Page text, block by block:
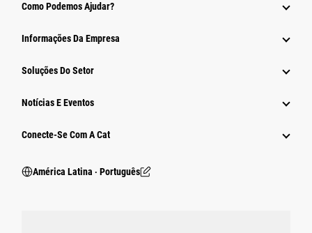
Como Podemos Ajudar?
Informações Da Empresa
Soluções Do Setor
Notícias E Eventos
Conecte-Se Com A Cat
América Latina ‧ Português